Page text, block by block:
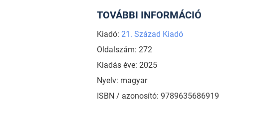
TOVÁBBI INFORMÁCIÓ
Kiadó: 21. Század Kiadó
Oldalszám: 272
Kiadás éve: 2025
Nyelv: magyar
ISBN / azonosító: 9789635686919